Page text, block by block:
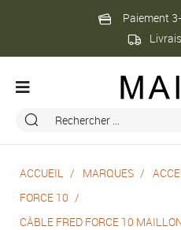
Paiement
ACCUEIL MARQUES
FORCE 10
CÂBLE FRED FORCE 10